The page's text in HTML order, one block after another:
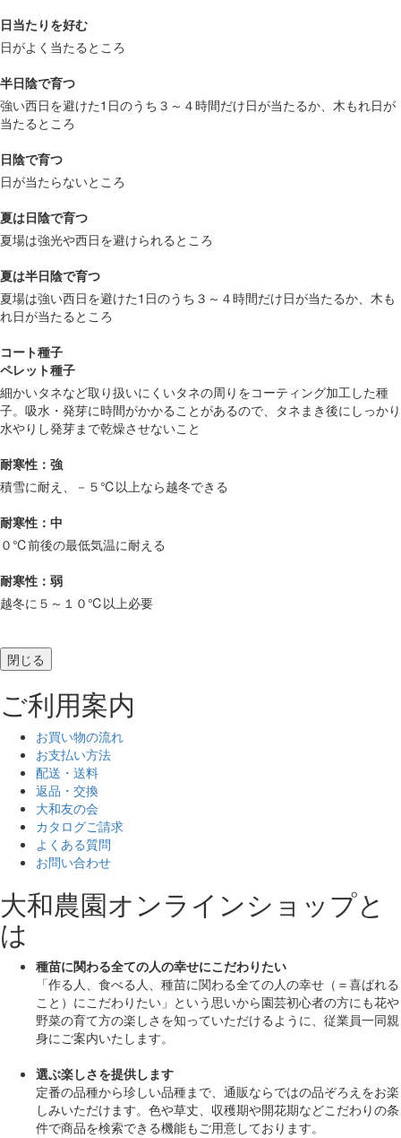
日当たりを好む
日がよく当たるところ
半日陰で育つ
強い西日を避けた1日のうち３～４時間だけ日が当たるか、木もれ日が
当たるところ
日陰で育つ
日が当たらないところ
夏は日陰で育つ
夏場は強光や西日を避けられるところ
夏は半日陰で育つ
夏場は強い西日を避けた1日のうち３～４時間だけ日が当たるか、木も
れ日が当たるところ
コート種子
ペレット種子
細かいタネなど取り扱いにくいタネの周りをコーティング加工した種
子。吸水・発芽に時間がかかることがあるので、タネまき後にしっかり
水やりし発芽まで乾燥させないこと
耐寒性：強
積雪に耐え、－５℃以上なら越冬できる
耐寒性：中
０℃前後の最低気温に耐える
耐寒性：弱
越冬に５～１０℃以上必要
閉じる
ご利用案内
お買い物の流れ
お支払い方法
配送・送料
返品・交換
大和友の会
カタログご請求
よくある質問
お問い合わせ
大和農園オンラインショップと
は
種苗に関わる全ての人の幸せにこだわりたい
「作る人、食べる人、種苗に関わる全ての人の幸せ（＝喜ばれる
こと）にこだわりたい」 という思いから園芸初心者の方にも花や
野菜の育て方の楽しさを知っていただけるように、従業員一同親
身にご案内いたします。
選ぶ楽しさを提供します
定番の品種から珍しい品種まで、通販ならではの品ぞろえをお楽
しみいただけます。色や草丈、収穫期や開花期などこだわりの条
件で商品を検索できる機能もご用意しております。